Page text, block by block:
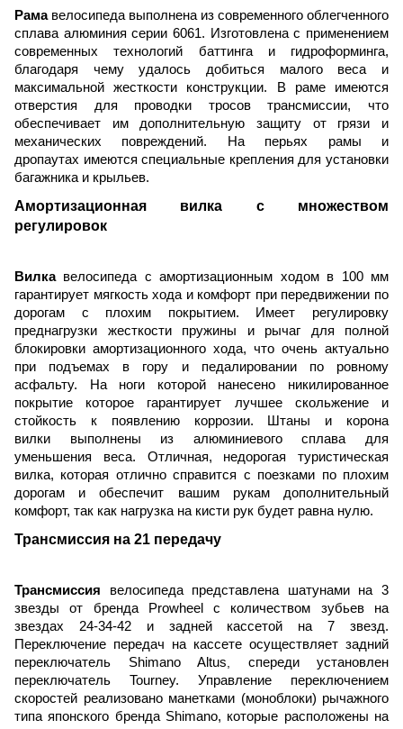
Рамавелосипеда выполнена из современного облегченного
сплава алюминия серии 6061. Изготовлена с применением
современных технологий баттинга и гидроформинга,
благодаря чему удалось добиться малого веса и
максимальной жесткости конструкции. В раме имеются
отверстия для проводки тросов трансмиссии, что
обеспечивает им дополнительную защиту от грязи и
механических повреждений. На перьях рамы и
дропаутах имеются специальные крепления для установки
багажника и крыльев.
Амортизационная вилка с множеством
регулировок
Вилкавелосипеда с амортизационным ходом в 100 мм
гарантирует мягкость хода и комфорт при передвижении по
дорогам с плохим покрытием. Имеет регулировку
преднагрузки жесткости пружины и рычаг для полной
блокировки амортизационного хода, что очень актуально
при подъемах в гору и педалировании по ровному
асфальту. На ноги которой нанесено никилированное
покрытие которое гарантирует лучшее скольжение и
стойкость к появлению коррозии. Штаны и корона
вилки выполнены из алюминиевого сплава для
уменьшения веса. Отличная, недорогая туристическая
вилка, которая отлично справится с поезками по плохим
дорогам и обеспечит вашим рукам дополнительный
комфорт, так как нагрузка на кисти рук будет равна нулю.
Трансмиссия на 21 передачу
Трансмиссия велосипеда представлена шатунами на 3
звезды от бренда Prowheel с количеством зубьев на
звездах 24-34-42 и задней кассетой на 7 звезд.
Переключение передач на кассете осуществляет задний
переключатель Shimano Altus
спереди установлен
переключатель Tourney. Управление переключением
скоростей реализовано манетками (моноблоки) рычажного
типа японского бренда Shimano, которые расположены на